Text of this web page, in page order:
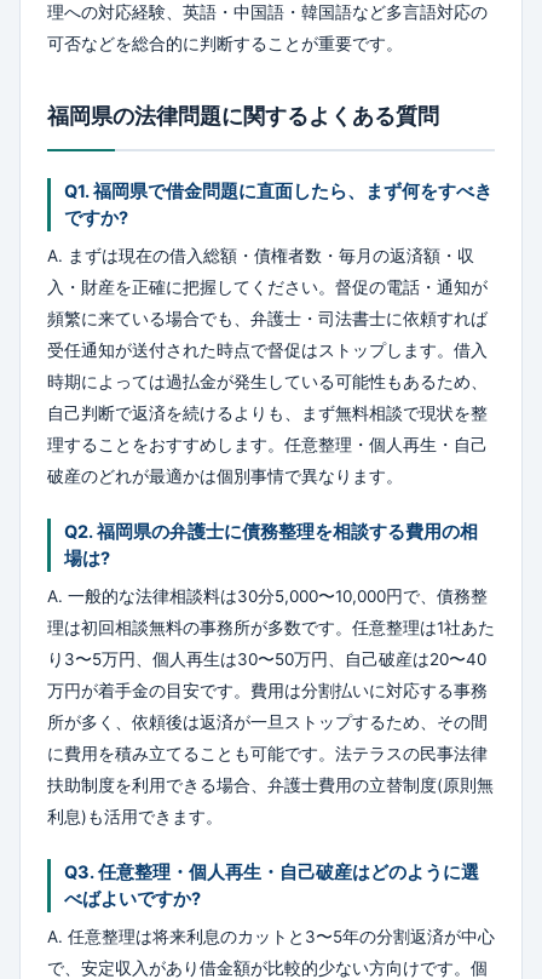
理への対応経験、英語・中国語・韓国語など多言語対応の
可否などを総合的に判断することが重要です。
福岡県の法律問題に関するよくある質問
Q1. 福岡県で借金問題に直面したら、まず何をすべき
ですか?
A. まずは現在の借入総額・債権者数・毎月の返済額・収
入・財産を正確に把握してください。督促の電話・通知が
頻繁に来ている場合でも、弁護士・司法書士に依頼すれば
受任通知が送付された時点で督促はストップします。借入
時期によっては過払金が発生している可能性もあるため、
自己判断で返済を続けるよりも、まず無料相談で現状を整
理することをおすすめします。任意整理・個人再生・自己
破産のどれが最適かは個別事情で異なります。
Q2. 福岡県の弁護士に債務整理を相談する費用の相
場は?
A. 一般的な法律相談料は30分5,000〜10,000円で、債務整
理は初回相談無料の事務所が多数です。任意整理は1社あた
り3〜5万円、個人再生は30〜50万円、自己破産は20〜40
万円が着手金の目安です。費用は分割払いに対応する事務
所が多く、依頼後は返済が一旦ストップするため、その間
に費用を積み立てることも可能です。法テラスの民事法律
扶助制度を利用できる場合、弁護士費用の立替制度(原則無
利息)も活用できます。
Q3. 任意整理・個人再生・自己破産はどのように選
べばよいですか?
A. 任意整理は将来利息のカットと3〜5年の分割返済が中心
で、安定収入があり借金額が比較的少ない方向けです。個